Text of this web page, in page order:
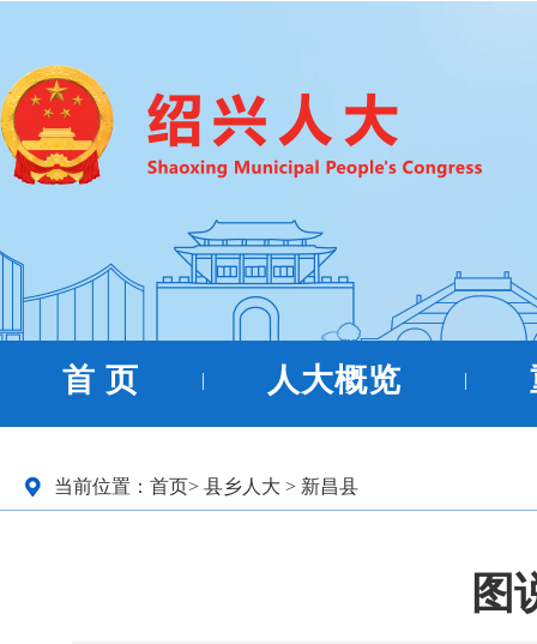
首 页 | 人大概览 |
当前位置： 首页> 县乡人大 > 新昌县
图